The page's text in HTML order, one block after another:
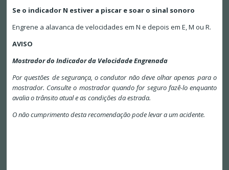
Se o indicador N estiver a piscar e soar o sinal sonoro
Engrene a alavanca de velocidades em N e depois em E, M ou R.
AVISO
Mostrador do Indicador da Velocidade Engrenada
Por questões de segurança, o condutor não deve olhar apenas para o
mostrador. Consulte o mostrador quando for seguro fazê-lo enquanto
avalia o trânsito atual e as condições da estrada.
O não cumprimento desta recomendação pode levar a um acidente.